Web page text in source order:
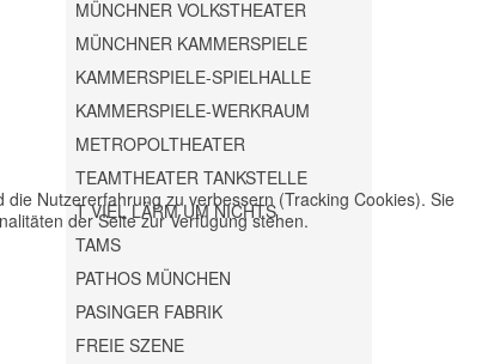
MÜNCHNER VOLKSTHEATER
MÜNCHNER KAMMERSPIELE
KAMMERSPIELE-SPIELHALLE
KAMMERSPIELE-WERKRAUM
METROPOLTHEATER
TEAMTHEATER TANKSTELLE
T VIEL LÄRM UM NICHTS
TAMS
PATHOS MÜNCHEN
PASINGER FABRIK
FREIE SZENE
Nutzererfahrung zu verbessern (Tracking Cookies). Sie
der Seite zur Verfügung stehen.